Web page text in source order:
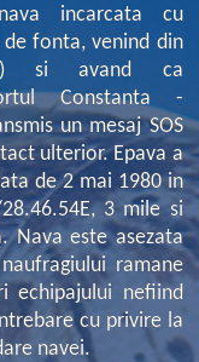
incarcata cu
fonta, venind din
si avand ca
Constanta -
un mesaj SOS
ulterior. Epava a
de 2 mai 1980 in
3 mile si
Nava este asezata
ramane
echipajului nefiind
cu privire la
navei.